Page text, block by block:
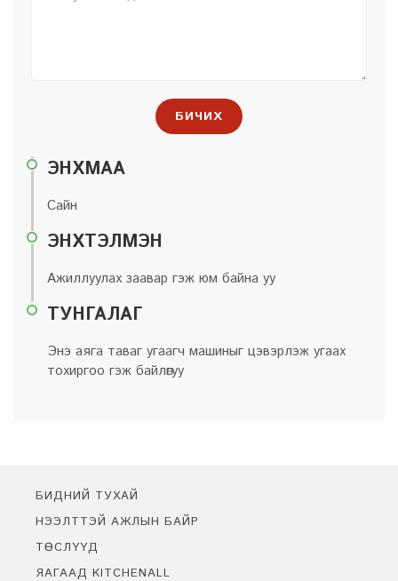
БИЧИХ
ЭНХМАА
Сайн
ЭНХТЭЛМЭН
Ажиллуулах заавар гэж юм байна уу
ТУНГАЛАГ
Энэ аяга таваг угаагч машиныг цэвэрлэж угаах
тохиргоо гэж байлөгуу
БИДНИЙ ТУХАЙ
НЭЭЛТТЭЙ АЖЛЫН БАЙР
ТӨСЛҮҮД
ЯАГААД KITCHENALL